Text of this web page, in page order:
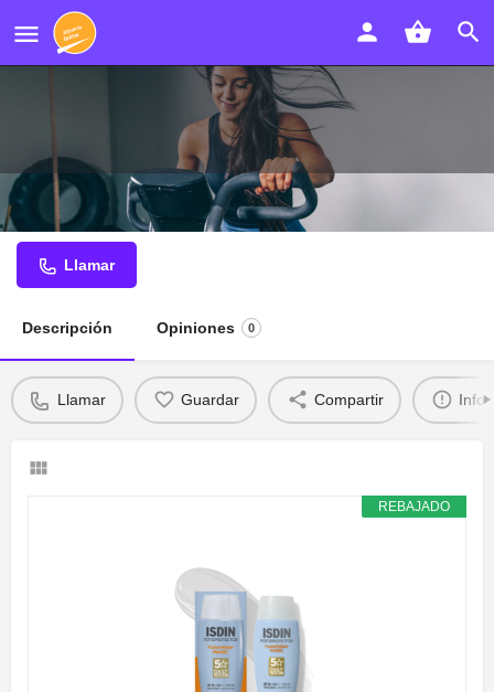
Dent-Salud clínica dental
Llamar
Descripción Opiniones 0
Llamar Guardar Compartir
REBAJADO